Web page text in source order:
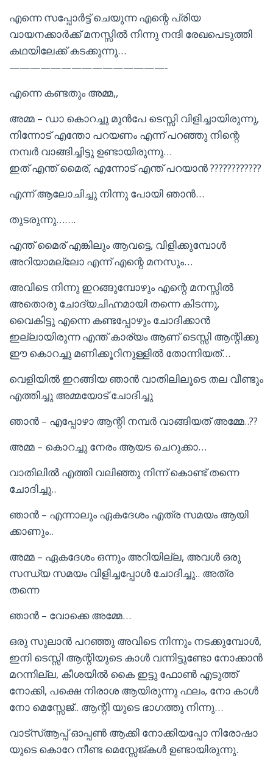
എന്നെ സപ്പോർട്ട് ചെയുന്ന എന്റെ പ്രിയ
വായനക്കാർക്ക് മനസ്സിൽ നിന്നു നന്ദി രേഖപെടുത്തി
കഥയിലേക്ക് കടക്കുന്നു…
———————————————-
എന്നെ കണ്ടതും അമ്മ,,
അമ്മ – ഡാ കൊറച്ചു മുൻപേ ടെസ്സി വിളിച്ചായിരുന്നു,
നിന്നോട് എന്തോ പറയണം എന്ന് പറഞ്ഞു നിന്റെ
നമ്പർ വാങ്ങിച്ചിട്ടു ഉണ്ടായിരുന്നു…
ഇത് എന്ത് മൈര്, എന്നോട് എന്ത് പറയാൻ ????????????
എന്ന് ആലോചിച്ചു നിന്നു പോയി ഞാൻ…
തുടരുന്നു…….
എന്ത് മൈര് എങ്കിലും ആവട്ടെ, വിളിക്കുമ്പോൾ
അറിയാമല്ലോ എന്ന് എന്റെ മനസും…
അവിടെ നിന്നു ഇറങ്ങുമ്പോഴും എന്റെ മനസ്സിൽ
അതൊരു ചോദ്യചിഹ്നമായി തന്നെ കിടന്നു,
വൈകിട്ടു എന്നെ കണ്ടപ്പോഴും ചോദിക്കാൻ
ഇല്ലായിരുന്ന എന്ത് കാര്യം ആണ് ടെസ്സി ആന്റിക്കു
ഈ കൊറച്ചു മണിക്കൂറിനുള്ളിൽ തോന്നിയത്…
വെളിയിൽ ഇറങ്ങിയ ഞാൻ വാതിലിലൂടെ തല വീണ്ടും
എത്തിച്ചു അമ്മയോട് ചോദിച്ചു
ഞാൻ – എപ്പോഴാ ആന്റി നമ്പർ വാങ്ങിയത് അമ്മേ..??
അമ്മ – കൊറച്ചു നേരം ആയട ചെറുക്കാ…
വാതിലിൽ എത്തി വലിഞ്ഞു നിന്ന് കൊണ്ട് തന്നെ
ചോദിച്ചു..
ഞാൻ – എന്നാലും ഏകദേശം എത്ര സമയം ആയി
ക്കാണും..
അമ്മ – ഏകദേശം ഒന്നും അറിയില്ല, അവൾ ഒരു
സന്ധ്യ സമയം വിളിച്ചപ്പോൾ ചോദിച്ചു.. അത്ര
തന്നെ
ഞാൻ – വോക്കെ അമ്മേ…
ഒരു സുലാൻ പറഞ്ഞു അവിടെ നിന്നും നടക്കുമ്പോൾ,
ഇനി ടെസ്സി ആന്റിയുടെ കാൾ വന്നിട്ടുണ്ടോ നോക്കാൻ
മറന്നില്ല, കീശയിൽ കൈ ഇട്ടു ഫോൺ എടുത്ത്
നോക്കി, പക്ഷെ നിരാശ ആയിരുന്നു ഫലം, നോ കാൾ
നോ മെസ്സേജ്.. ആന്റി യുടെ ഭാഗത്തു നിന്നു…
വാട്സ്ആപ്പ് ഓപ്പൺ ആക്കി നോക്കിയപ്പോ നിരോഷാ
യുടെ കൊറേ നീണ്ട മെസ്സേജ്കൾ ഉണ്ടായിരുന്നു.